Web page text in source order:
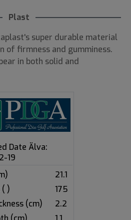
Plast
super durable material
of firmness and gumminess.
in both solid and
Date Älva:
19
21.1
)
175
(cm)
2.2